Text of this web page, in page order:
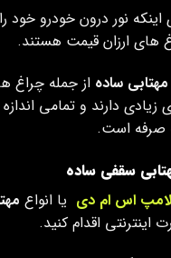
اینکه نور درون خودرو خود
های ارزان قیمت هستند.
ساده از جمله چراغ
زیادی دارند و تمامی
صرفه است.
سقفی ساده
اس ام دی یا انواع
اینترنتی اقدام کنید.